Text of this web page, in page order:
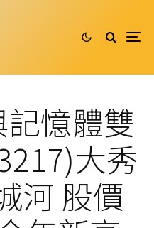
憶體雙
大秀
河 股價